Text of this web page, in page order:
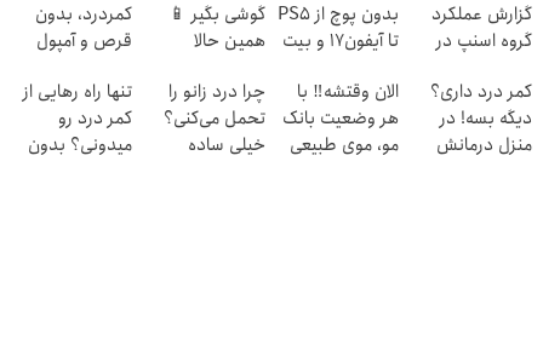
گزارش عملکرد
گروه اسنپ در
بدون پوچ از PS5
تا آیفون17 و بیت
گوشی بگیر 📱
همین حالا
بده 🎯
کمردرد، بدون
قرص و آمپول
کمر درد داری؟
دیگه بسه! در
منزل درمانش
الان وقتشه‼️ با
هر وضعیت بانک
مو، موی طبیعی
چرا درد زانو را
تحمل می‌کنی؟
خیلی ساده
تنها راه رهایی از
کمر درد رو
میدونی؟ بدون